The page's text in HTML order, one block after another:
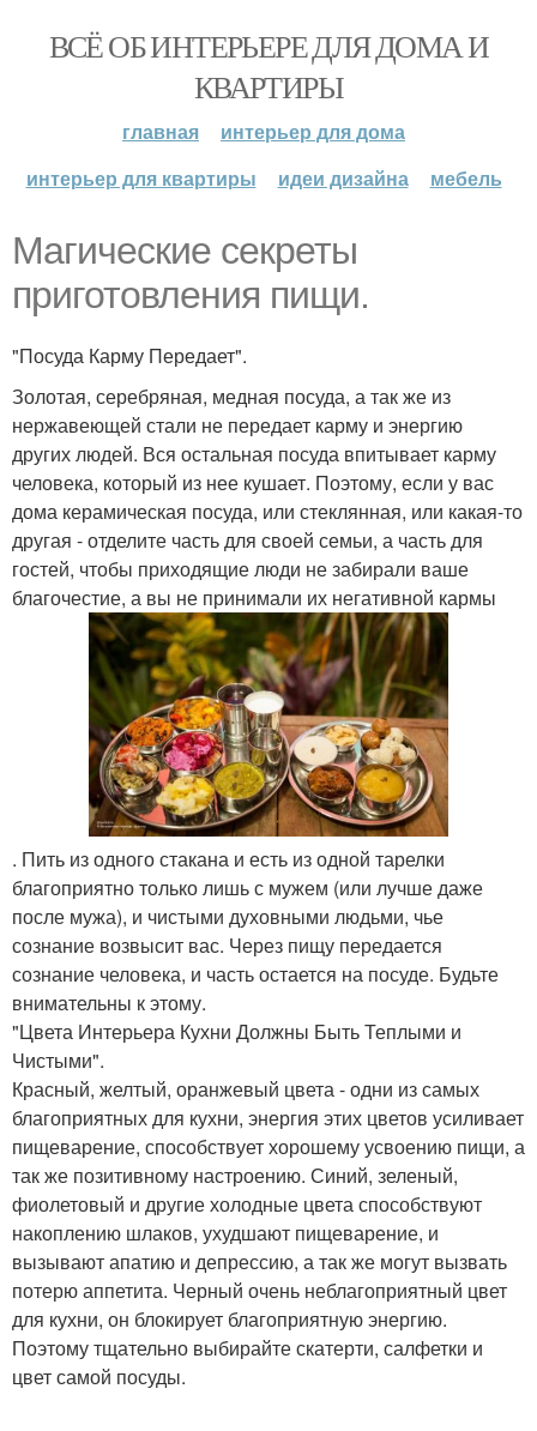
ВСЁ ОБ ИНТЕРЬЕРЕ ДЛЯ ДОМА И
КВАРТИРЫ
главная
интерьер для дома
интерьер для квартиры
идеи дизайна мебель
Магические секреты
приготовления пищи.
"Посуда Карму Передает".
Золотая, серебряная, медная посуда, а так же из
нержавеющей стали не передает карму и энергию
других людей. Вся остальная посуда впитывает карму
человека, который из нее кушает. Поэтому, если у вас
дома керамическая посуда, или стеклянная, или какая-то
другая - отделите часть для своей семьи, а часть для
гостей, чтобы приходящие люди не забирали ваше
благочестие, а вы не принимали их негативной кармы
. Пить из одного стакана и есть из одной тарелки
благоприятно только лишь с мужем (или лучше даже
после мужа), и чистыми духовными людьми, чье
сознание возвысит вас. Через пищу передается
сознание человека, и часть остается на посуде. Будьте
внимательны к этому.
"Цвета Интерьера Кухни Должны Быть Теплыми и
Чистыми".
Красный, желтый, оранжевый цвета - одни из самых
благоприятных для кухни, энергия этих цветов усиливает
пищеварение, способствует хорошему усвоению пищи, а
так же позитивному настроению. Синий, зеленый,
фиолетовый и другие холодные цвета способствуют
накоплению шлаков, ухудшают пищеварение, и
вызывают апатию и депрессию, а так же могут вызвать
потерю аппетита. Черный очень неблагоприятный цвет
для кухни, он блокирует благоприятную энергию.
Поэтому тщательно выбирайте скатерти, салфетки и
цвет самой посуды.